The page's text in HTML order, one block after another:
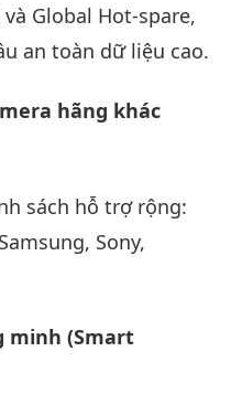
Global Hot-spare,
an toàn dữ liệu cao.
hãng khác
sách hỗ trợ rộng:
Sony,
minh (Smart